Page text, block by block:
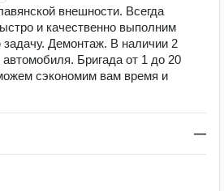
внешности. Всегда
и качественно выполним
Демонтаж. В наличии 2
Бригада от 1 до 20
сэкономим вам время и
—